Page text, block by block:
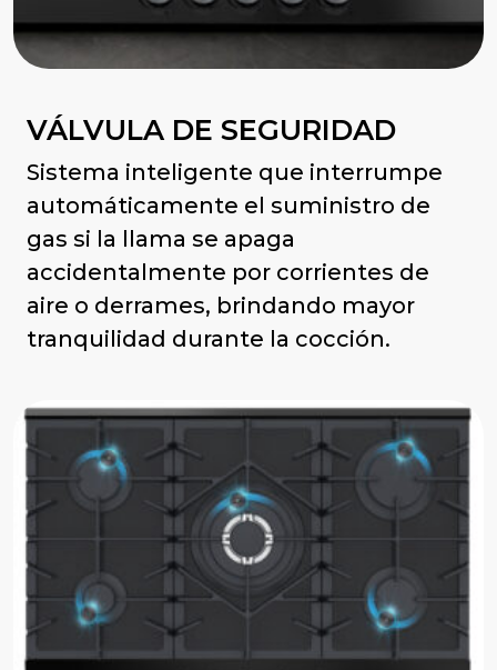
VÁLVULA DE SEGURIDAD
Sistema inteligente que interrumpe
automáticamente el suministro de
gas si la llama se apaga
accidentalmente por corrientes de
aire o derrames, brindando mayor
tranquilidad durante la cocción.